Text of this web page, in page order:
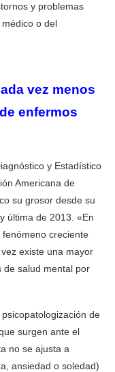
y problemas
o del
vez menos
enfermos
y Estadístico
Americana de
su grosor desde su
última de 2013. «En
creciente
existe una mayor
de salud mental por
de
surgen ante el
no se ajusta a
ansiedad o soledad)